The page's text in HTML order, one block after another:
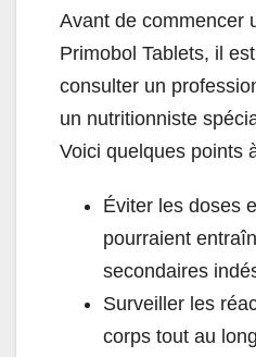
Avant de commencer
Primobol Tablets, il
consulter un
un nutritionniste
Voici quelques points
Éviter les doses
pourraient
secondaires
Surveiller les
corps tout au